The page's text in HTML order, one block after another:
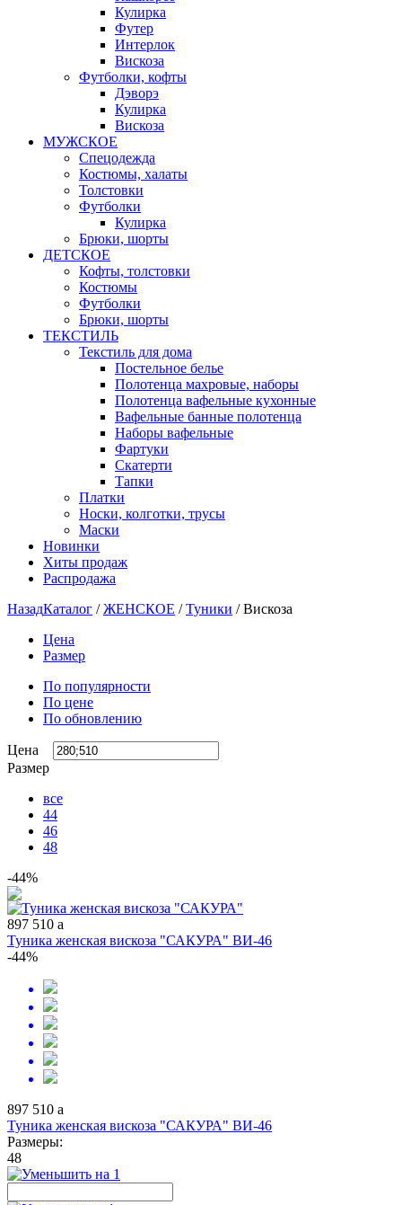
Кулирка
Футер
Интерлок
Вискоза
Футболки, кофты
Дэворэ
Кулирка
Вискоза
МУЖСКОЕ
Спецодежда
Костюмы, халаты
Толстовки
Футболки
Кулирка
Брюки, шорты
ДЕТСКОЕ
Кофты, толстовки
Костюмы
Футболки
Брюки, шорты
ТЕКСТИЛЬ
Текстиль для дома
Постельное белье
Полотенца махровые, наборы
Полотенца вафельные кухонные
Вафельные банные полотенца
Наборы вафельные
Фартуки
Скатерти
Тапки
Платки
Носки, колготки, трусы
Маски
Новинки
Хиты продаж
Распродажа
НазадКаталог /ЖЕНСКОЕ /Туники /Вискоза
Цена
Размер
По популярности
По цене
По обновлению
Цена
Размер
все
44
46
48
-44%
897 510 a
Туника женская вискоза "САКУРА" ВИ-46
-44%
897 510 a
Туника женская вискоза "САКУРА" ВИ-46
Размеры:
48